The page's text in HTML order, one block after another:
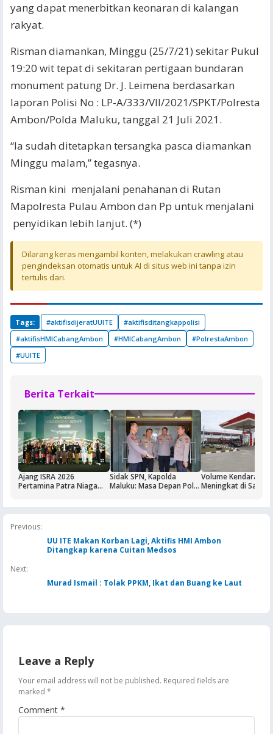
yang dapat menerbitkan keonaran di kalangan
rakyat.
Risman diamankan, Minggu (25/7/21) sekitar Pukul
19:20 wit tepat di sekitaran pertigaan bundaran
monument patung Dr. J. Leimena berdasarkan
laporan Polisi No : LP-A/333/VII/2021/SPKT/Polresta
Ambon/Polda Maluku, tanggal 21 Juli 2021.
“Ia sudah ditetapkan tersangka pasca diamankan
Minggu malam,” tegasnya.
Risman kini menjalani penahanan di Rutan
Mapolresta Pulau Ambon dan Pp untuk menjalani
penyidikan lebih lanjut. (*)
Dilarang keras mengambil konten, melakukan crawling atau
pengindeksan otomatis untuk AI di situs web ini tanpa izin
tertulis dari.
Tags: #aktifisdijeratUUITE
#aktifisditangkappolisi
#aktifisHMICabangAmbon
#HMICabangAmbon
#PolrestaAmbon
#UUITE
Berita Terkait
Ajang ISRA 2026
Pertamina Patra Niaga
Sidak SPN, Kapolda
Maluku: Masa Depan Polri
Volume Kendaraan
Meningkat di
Previous:
UU ITE Makan Korban Lagi, Aktifis HMI Ambon
Ditangkap karena Cuitan Medsos
Next:
Murad Ismail : Tolak PPKM, Ikat dan Buang ke Laut
Leave a Reply
Your email address will not be published. Required fields are
marked *
Comment *